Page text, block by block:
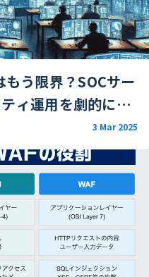
う限界？SOCサー
ィ運用を劇的に改
3 Mar 2025